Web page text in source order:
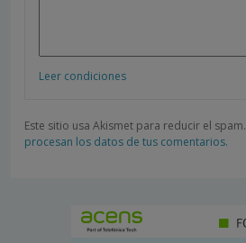
Leer condiciones
Este sitio usa Akismet para reducir el spam.
procesan los datos de tus comentarios.